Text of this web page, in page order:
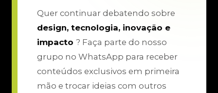
Quer continuar debatendo sobre
design, tecnologia, inovação e
impacto ? Faça parte do nosso
grupo no WhatsApp para receber
conteúdos exclusivos em primeira
mão e trocar ideias com outros